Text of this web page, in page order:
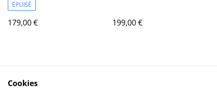
ÉPUISÉ
179,00 € 199,00 €
Cookies